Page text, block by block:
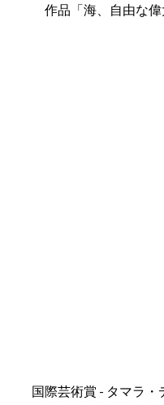
作品「海、自由な
国際芸術賞 - タマラ・